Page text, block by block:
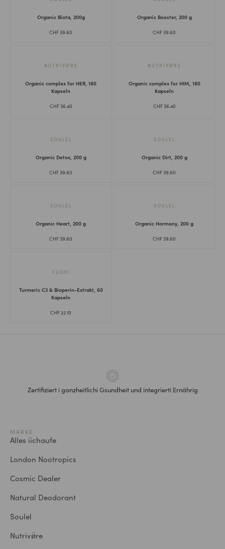
Organic Biota, 200g
CHF39.60
Organic Booster, 200 g
CHF39.60
Organic complex for HER, 180
Kapseln
CHF36.40
NUTRIVØ̈RE
Organic complex for HIM, 180
Kapseln
CHF36.40
NUTRIVØ̈RE
Organic Detox, 200 g
CHF39.60
SOULEL
Organic Dirt, 200 g
CHF39.60
SOULEL
Organic Heart, 200 g
CHF39.60
SOULEL
Organic Hormony, 200 g
CHF39.60
SOULEL
Turmeric C3 & Bioperin-Extrakt, 60
Kapseln
CHF22.10
FUSHI
Zertifiziert i ganzheitlichi Gsundheit und integrierti Ernährig
MARKE
Alles iichaufe
London Nootropics
Cosmic Dealer
Natural Deodorant
Soulel
Nutrivø̈re